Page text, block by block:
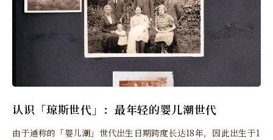
认识「琼斯世代」：最年轻的婴儿潮世代
由于通称的「婴儿潮」世代出生日期跨度长达18年，因此出生于1